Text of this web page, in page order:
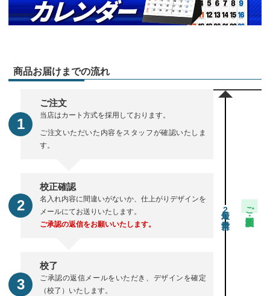
商品お届けまでの流れ
ご注文
当店はカート方式を採用しております。
ご注文いただいた内容をスタッフが確認いたしま
す。
校正確認
名入れ内容に間違いがないか、仕上がりデザインを
メールにてお送りいたします。
ご承認の返信をお願いいたします。
校了
ご承認の返信メールをいただき、デザインを確定
（校了）いたします。
2 ご注文・校正期間